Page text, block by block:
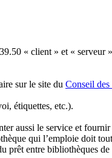
« client » et « serveur
sur le site du Conseil
étiquettes, etc.).
aussi le service et
qui l’emploie doit
prêt entre bibliothèques